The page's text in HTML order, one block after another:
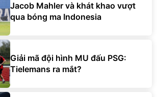
Jacob Mahler và khát khao vượt
qua bóng ma Indonesia
Giải mã đội hình MU đấu PSG:
Tielemans ra mắt?